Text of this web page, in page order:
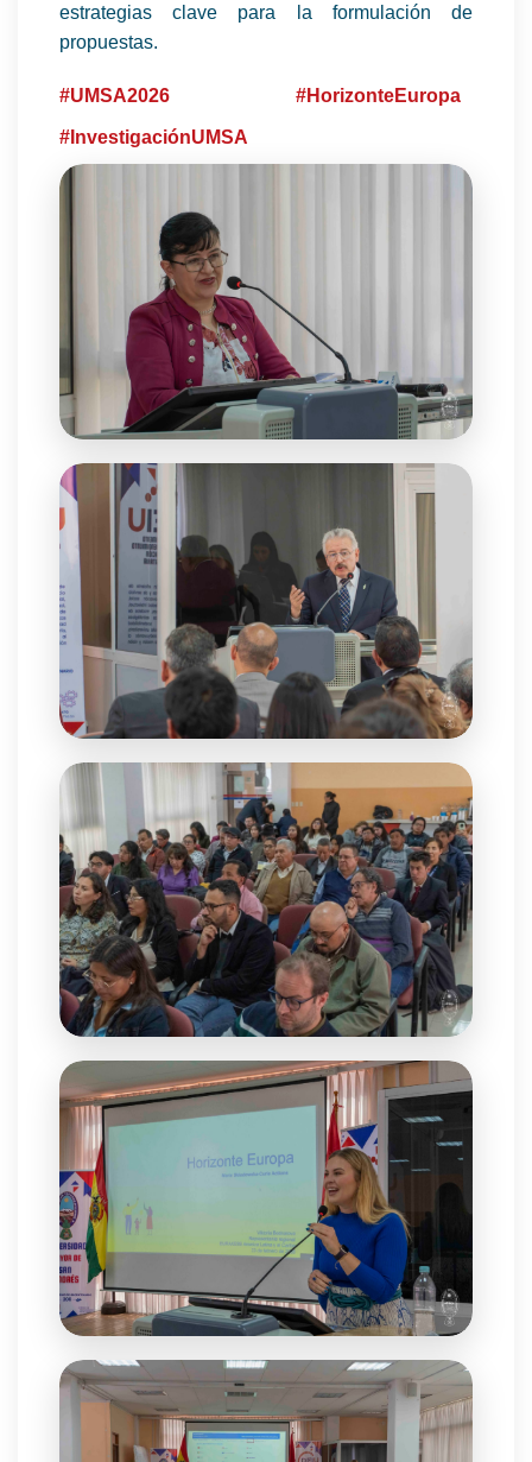
estrategias clave para la formulación de
propuestas.
#UMSA2026 #HorizonteEuropa
#InvestigaciónUMSA